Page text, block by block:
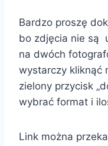
Bardzo proszę
bo zdjęcia nie są
na dwóch
wystarczy kliknąć
zielony przycisk
wybrać format i
Link można